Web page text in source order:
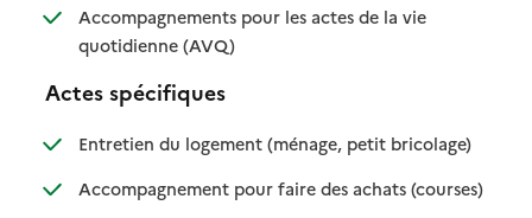
Accompagnements pour les actes de la vie
quotidienne (AVQ): disponible
: non disponible
Actes spécifiques
Entretien du logement (ménage, petit bricolage): disponible
: non
Accompagnement pour faire des achats (courses)
:
: non